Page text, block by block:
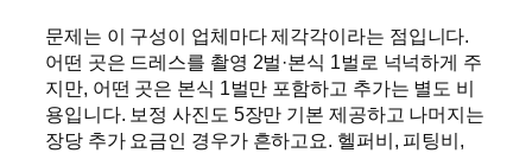
문제는 이 구성이 업체마다 제각각이라는 점입니다.
어떤 곳은 드레스를 촬영 2벌·본식 1벌로 넉넉하게 주
지만, 어떤 곳은 본식 1벌만 포함하고 추가는 별도 비
용입니다. 보정 사진도 5장만 기본 제공하고 나머지는
장당 추가 요금인 경우가 흔하고요. 헬퍼비, 피팅비,